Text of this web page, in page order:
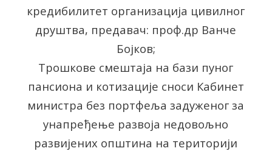
кредибилитет организација цивилног
друштва, предавач: проф.др Ванче
Бојков;
Трошкове смештаја на бази пуног
пансиона и котизације сноси Кабинет
министра без портфеља задуженог за
унапређење развоја недовољно
развијених општина на територији